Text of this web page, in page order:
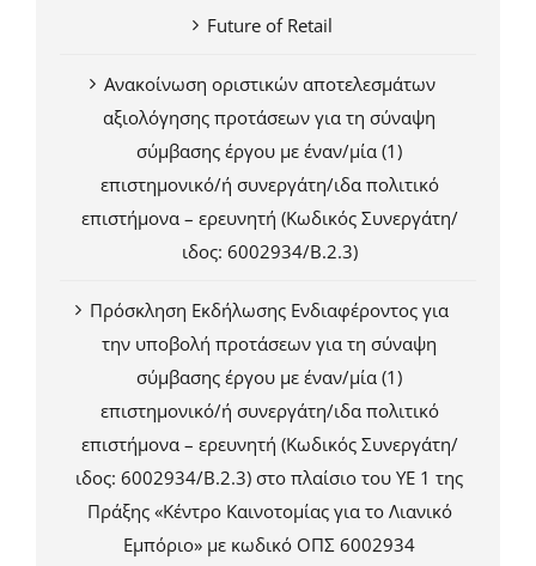
Future of Retail
Ανακοίνωση οριστικών αποτελεσμάτων
αξιολόγησης προτάσεων για τη σύναψη
σύμβασης έργου με έναν/μία (1)
επιστημονικό/ή συνεργάτη/ιδα πολιτικό
επιστήμονα – ερευνητή (Κωδικός Συνεργάτη/
ιδος: 6002934/Β.2.3)
Πρόσκληση Εκδήλωσης Ενδιαφέροντος για
την υποβολή προτάσεων για τη σύναψη
σύμβασης έργου με έναν/μία (1)
επιστημονικό/ή συνεργάτη/ιδα πολιτικό
επιστήμονα – ερευνητή (Κωδικός Συνεργάτη/
ιδος: 6002934/Β.2.3) στο πλαίσιο του ΥΕ 1 της
Πράξης «Κέντρο Καινοτομίας για το Λιανικό
Εμπόριο» με κωδικό ΟΠΣ 6002934